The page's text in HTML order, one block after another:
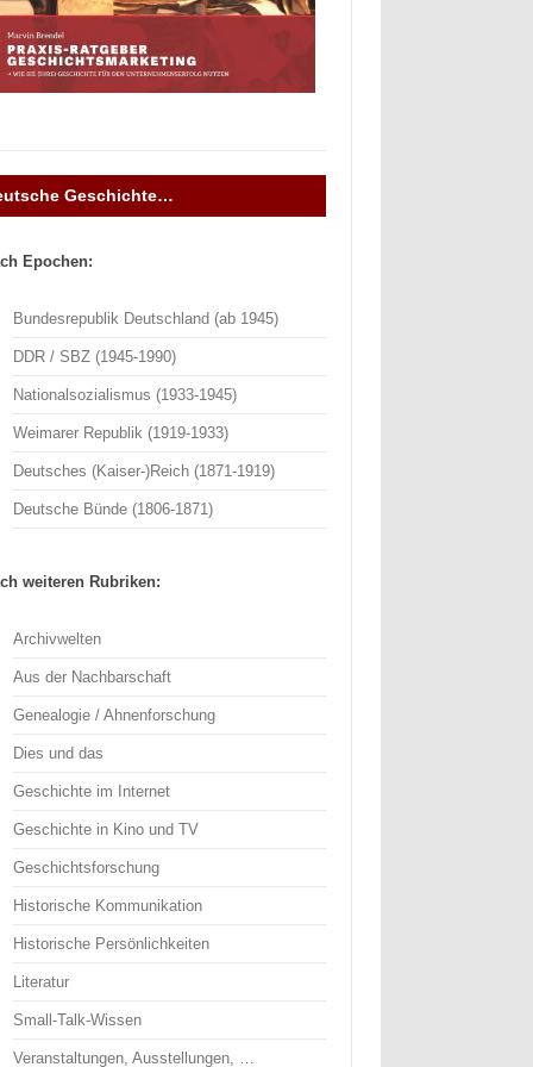
Geschichte…
Epochen:
Bundesrepublik Deutschland (ab 1945)
DDR / SBZ (1945-1990)
Nationalsozialismus (1933-1945)
Weimarer Republik (1919-1933)
Deutsches (Kaiser-)Reich (1871-1919)
Deutsche Bünde (1806-1871)
weiteren Rubriken:
Archivwelten
Aus der Nachbarschaft
Genealogie / Ahnenforschung
Dies und das
Geschichte im Internet
Geschichte in Kino und TV
Geschichtsforschung
Historische Kommunikation
Historische Persönlichkeiten
Literatur
Small-Talk-Wissen
Veranstaltungen, Ausstellungen, …